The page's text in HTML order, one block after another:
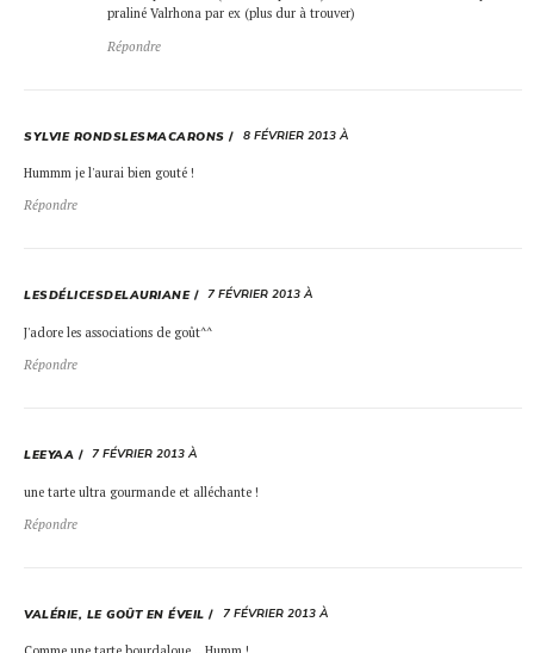
praliné Valrhona par ex (plus dur à trouver)
Répondre
SYLVIE RONDSLESMACARONS 8 FÉVRIER 2013 À
Hummm je l'aurai bien gouté !
Répondre
LESDÉLICESDELAURIANE 7 FÉVRIER 2013 À
J'adore les associations de goût^^
Répondre
LEEYAA 7 FÉVRIER 2013 À
une tarte ultra gourmande et alléchante !
Répondre
VALÉRIE, LE GOÛT EN ÉVEIL 7 FÉVRIER 2013 À